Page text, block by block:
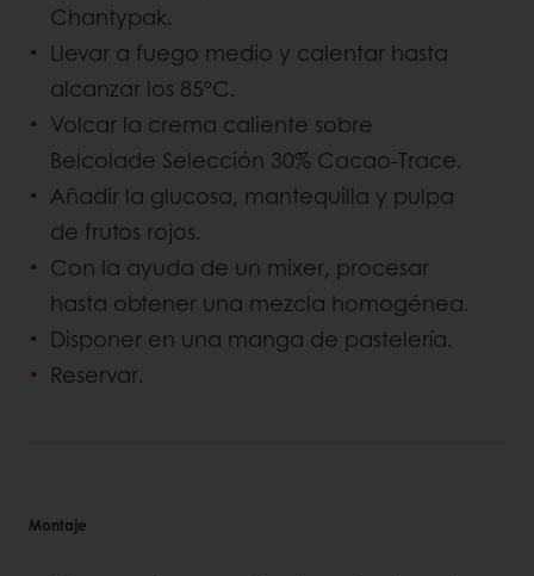
Chantypak.
Llevar a fuego medio y calentar hasta
alcanzar los 85ºC.
Volcar la crema caliente sobre
Belcolade Selección 30% Cacao-Trace.
Añadir la glucosa, mantequilla y pulpa
de frutos rojos.
Con la ayuda de un mixer, procesar
hasta obtener una mezcla homogénea.
Disponer en una manga de pastelería.
Reservar.
Montaje